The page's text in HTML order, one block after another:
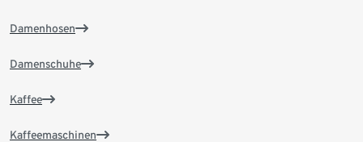
Damenhosen
Damenschuhe
Kaffee
Kaffeemaschinen